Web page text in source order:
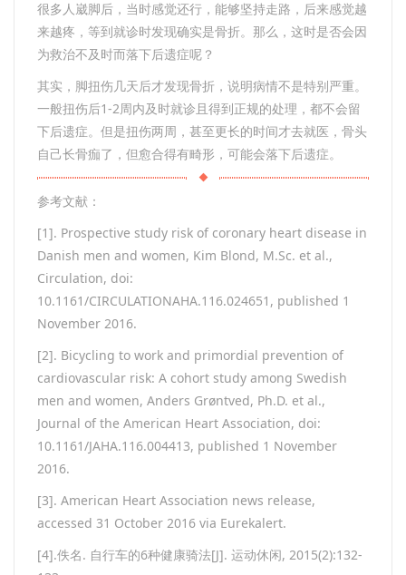
很多人崴脚后，当时感觉还行，能够坚持走路，后来感觉越
来越疼，等到就诊时发现确实是骨折。那么，这时是否会因
为救治不及时而落下后遗症呢？
其实，脚扭伤几天后才发现骨折，说明病情不是特别严重。
一般扭伤后1-2周内及时就诊且得到正规的处理，都不会留
下后遗症。但是扭伤两周，甚至更长的时间才去就医，骨头
自己长骨痂了，但愈合得有畸形，可能会落下后遗症。
参考文献：
[1]. Prospective study risk of coronary heart disease in
Danish men and women, Kim Blond, M.Sc. et al.,
Circulation, doi:
10.1161/CIRCULATIONAHA.116.024651, published 1
November 2016.
[2]. Bicycling to work and primordial prevention of
cardiovascular risk: A cohort study among Swedish
men and women, Anders Grøntved, Ph.D. et al.,
Journal of the American Heart Association, doi:
10.1161/JAHA.116.004413, published 1 November
2016.
[3]. American Heart Association news release,
accessed 31 October 2016 via Eurekalert.
[4].佚名. 自行车的6种健康骑法[J]. 运动休闲, 2015(2):132-